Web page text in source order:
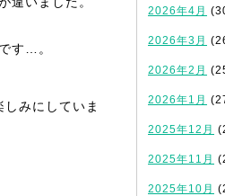
す…。
みにしていま
2026年4月
2026年3月
2026年2月
2026年1月
2025年12月
2025年11月
2025年10月